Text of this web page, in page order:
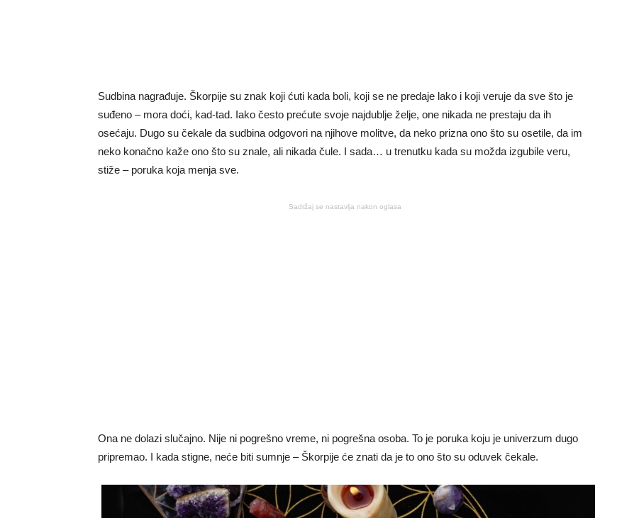
Sudbina nagrađuje. Škorpije su znak koji ćuti kada boli, koji se ne predaje lako i koji veruje da sve što je
suđeno – mora doći, kad-tad. Iako često prećute svoje najdublje želje, one nikada ne prestaju da ih
osećaju. Dugo su čekale da sudbina odgovori na njihove molitve, da neko prizna ono što su osetile, da im
neko konačno kaže ono što su znale, ali nikada čule. I sada… u trenutku kada su možda izgubile veru,
stiže – poruka koja menja sve.
Sadržaj se nastavlja nakon oglasa
Ona ne dolazi slučajno. Nije ni pogrešno vreme, ni pogrešna osoba. To je poruka koju je univerzum dugo
pripremao. I kada stigne, neće biti sumnje – Škorpije će znati da je to ono što su oduvek čekale.